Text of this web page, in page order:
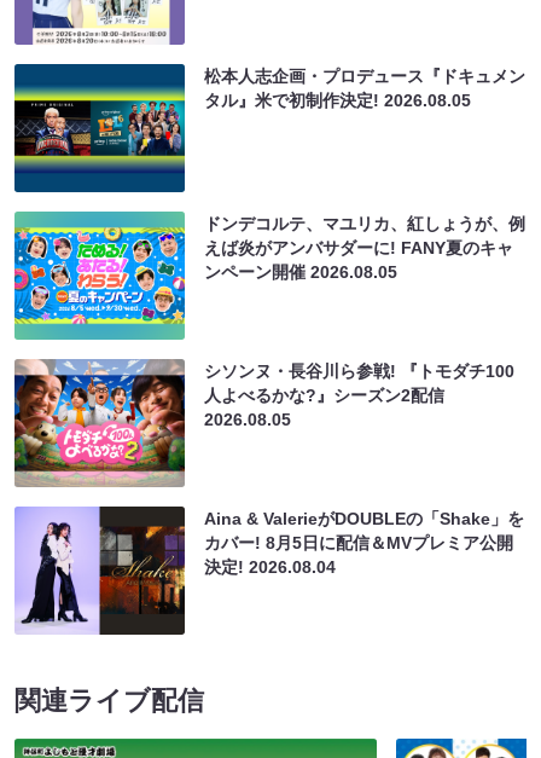
松本人志企画・プロデュース『ドキュメン
タル』米で初制作決定!2026.08.05
ドンデコルテ、マユリカ、紅しょうが、例
えば炎がアンバサダーに! FANY夏のキャ
ンペーン開催2026.08.05
シソンヌ・長谷川ら参戦! 『トモダチ100
人よべるかな?』シーズン2配信
2026.08.05
Aina & ValerieがDOUBLEの「Shake」を
カバー! 8月5日に配信＆MVプレミア公開
決定!2026.08.04
関連ライブ配信